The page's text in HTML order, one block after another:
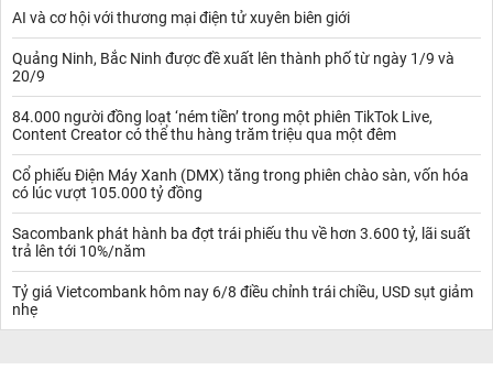
AI và cơ hội với thương mại điện tử xuyên biên giới
Quảng Ninh, Bắc Ninh được đề xuất lên thành phố từ ngày 1/9 và
20/9
84.000 người đồng loạt ‘ném tiền’ trong một phiên TikTok Live,
Content Creator có thể thu hàng trăm triệu qua một đêm
Cổ phiếu Điện Máy Xanh (DMX) tăng trong phiên chào sàn, vốn hóa
có lúc vượt 105.000 tỷ đồng
Sacombank phát hành ba đợt trái phiếu thu về hơn 3.600 tỷ, lãi suất
trả lên tới 10%/năm
Tỷ giá Vietcombank hôm nay 6/8 điều chỉnh trái chiều, USD sụt giảm
nhẹ